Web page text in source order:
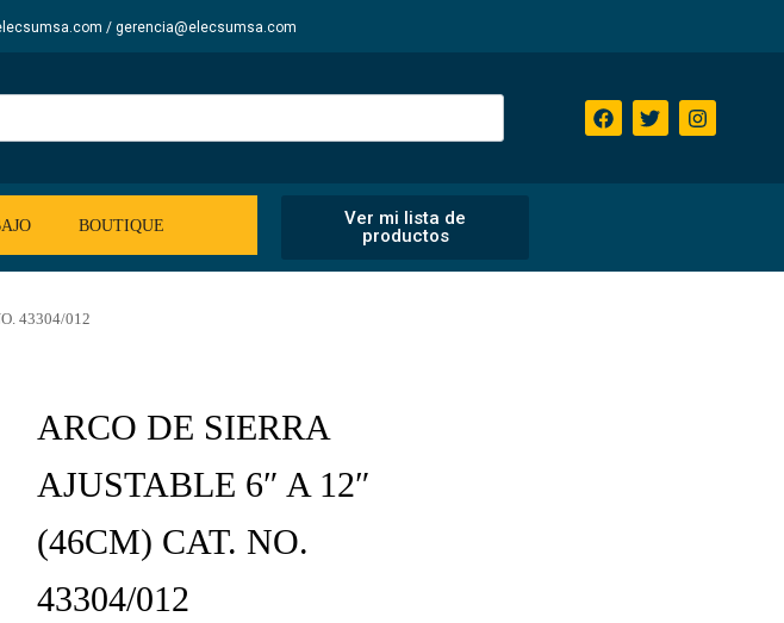
/ gerencia@elecsumsa.com
BOUTIQUE
Ver mi lista de
productos
43304/012
ARCO DE SIERRA
AJUSTABLE 6″ A 12″
(46CM) CAT. NO.
43304/012